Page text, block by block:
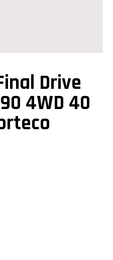
Drive
4WD 40